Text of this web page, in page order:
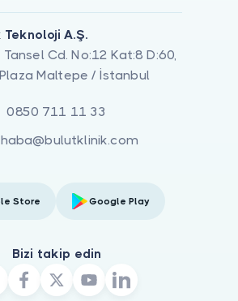
A.Ş.
Tansel Cd. No:12 Kat:8 D:60,
Maltepe / İstanbul
0850 711 11 33
Store Google Play
Bizi takip edin